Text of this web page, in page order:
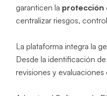
garanticen la protección
centralizar riesgos,
La plataforma integra la
Desde la identificación
revisiones y